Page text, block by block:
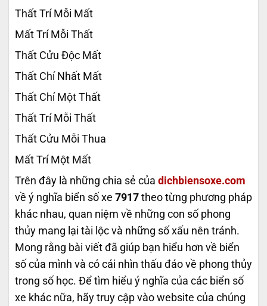
Thất Trí Mỗi Mất
Mất Trí Mỗi Thất
Thất Cửu Độc Mất
Thất Chí Nhất Mất
Thất Chí Một Thất
Thất Trí Mỗi Thất
Thất Cửu Mỗi Thua
Mất Trí Một Mất
Trên đây là những chia sẻ của dichbiensoxe.com
về ý nghĩa biển số xe 7917 theo từng phương pháp
khác nhau, quan niệm về những con số phong
thủy mang lại tài lộc và những số xấu nên tránh.
Mong rằng bài viết đã giúp bạn hiểu hơn về biển
số của mình và có cái nhìn thấu đáo về phong thủy
trong số học. Để tìm hiểu ý nghĩa của các biển số
xe khác nữa, hãy truy cập vào website của chúng